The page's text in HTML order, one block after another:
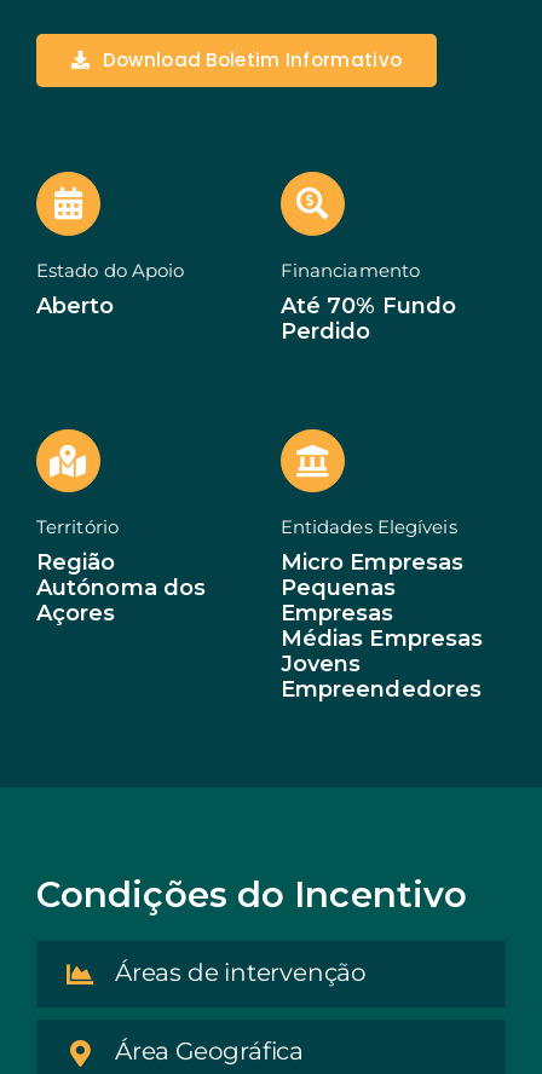
PEPAC Agricultura
Portugal 2030
ABRIR UM NEGÓCIO
ECOSSISTEMA
Download Boletim Informativo
Estado do Apoio
Aberto
Financiamento
Até 70% Fundo
Perdido
Território
Região
Autónoma dos
Açores
Entidades Elegíveis
Micro Empresas
Pequenas
Empresas
Médias Empresas
Jovens
Empreendedores
Condições do Incentivo
Áreas de intervenção
Área Geográfica